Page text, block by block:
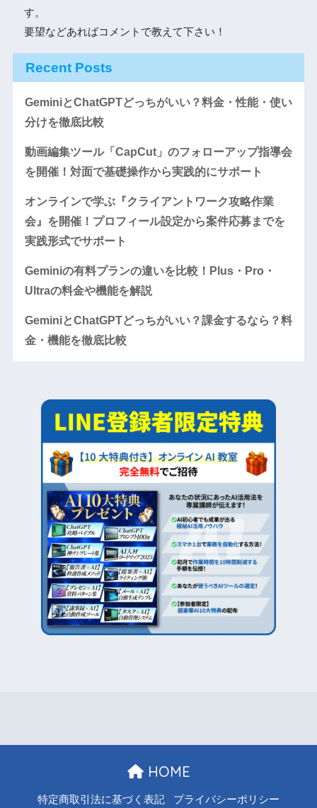
す。
要望などあればコメントで教えて下さい！
Recent Posts
GeminiとChatGPTどっちがいい？料金・性能・使い
分けを徹底比較
動画編集ツール「CapCut」のフォローアップ指導会
を開催！対面で基礎操作から実践的にサポート
オンラインで学ぶ『クライアントワーク攻略作業
会』を開催！プロフィール設定から案件応募までを
実践形式でサポート
Geminiの有料プランの違いを比較！Plus・Pro・
Ultraの料金や機能を解説
GeminiとChatGPTどっちがいい？課金するなら？料
金・機能を徹底比較
HOME
特定商取引法に基づく表記 プライバシーポリシー